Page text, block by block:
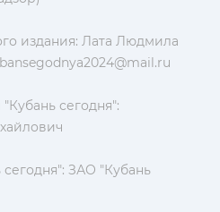
издания: Лата Людмила
сегодня":
ЗАО "Кубань